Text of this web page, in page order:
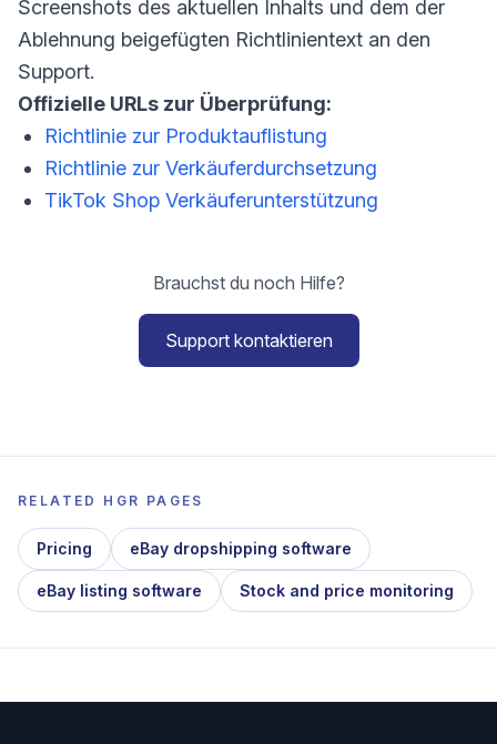
Screenshots des aktuellen Inhalts und dem der
Ablehnung beigefügten Richtlinientext an den
Support.
Offizielle URLs zur Überprüfung:
Richtlinie zur Produktauflistung
Richtlinie zur Verkäuferdurchsetzung
TikTok Shop Verkäuferunterstützung
Brauchst du noch Hilfe?
Support kontaktieren
RELATED HGR PAGES
Pricing eBay dropshipping software
eBay listing software Stock and price monitoring